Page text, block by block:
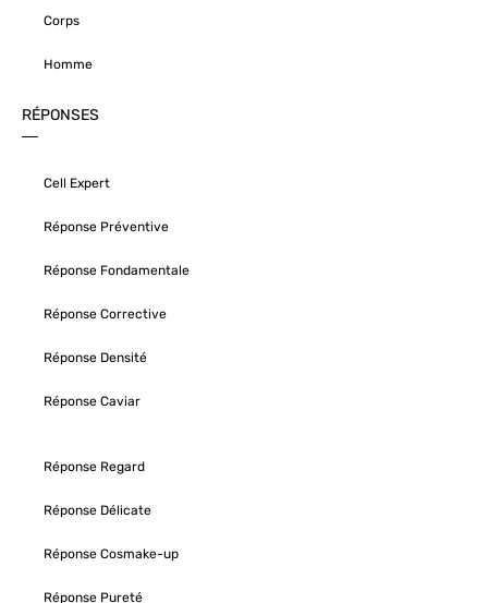
Corps
Homme
RÉPONSES
Cell Expert
Réponse Préventive
Réponse Fondamentale
Réponse Corrective
Réponse Densité
Réponse Caviar
Réponse Regard
Réponse Délicate
Réponse Cosmake-up
Réponse Pureté